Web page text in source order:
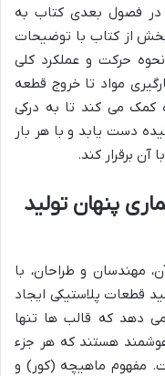
در فصول بعدی کتاب به
از کتاب با توضیحات
حرکت و عملکرد کلی
مواد تا خروج قطعه
کمک می کند تا به درکی
دست یابد و با هر بار
برقرار کند.
پنهان تولید
مهندسان و طراحان، با
قطعات پلاستیکی ایجاد
دهد که قالب ها تنها
هستند که هر جزء
مفهوم ماهیچه (کور) و